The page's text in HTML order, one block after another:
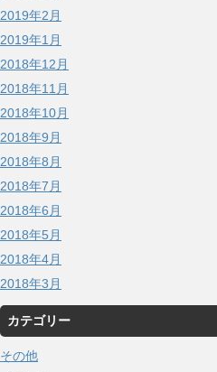
2019年2月
2019年1月
2018年12月
2018年11月
2018年10月
2018年9月
2018年8月
2018年7月
2018年6月
2018年5月
2018年4月
2018年3月
カテゴリー
その他